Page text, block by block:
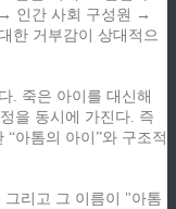
인간 사회 구성원 →
한 거부감이 상대적으
. 죽은 아이를 대신해
을 동시에 가진다. 즉
아톰의 아이”와 구조적
리고 그 이름이 "아톰